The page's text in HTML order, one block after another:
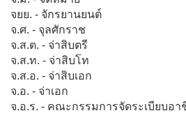
จยย. - จักรยานยนต์
จ.ศ. - จุลศักราช
จ.ส.ต. - จ่าสิบตรี
จ.ส.ท. - จ่าสิบโท
จ.ส.อ. - จ่าสิบเอก
จ.อ. - จ่าเอก
จ.อ.ร. - คณะกรรมการจัดระเบียบอ